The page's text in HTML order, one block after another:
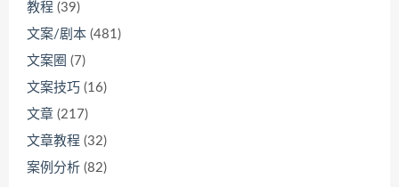
教程 (39)
文案/剧本 (481)
文案圈 (7)
文案技巧 (16)
文章 (217)
文章教程 (32)
案例分析 (82)